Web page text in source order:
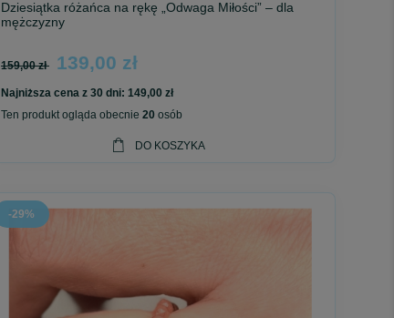
Dziesiątka różańca na rękę „Odwaga Miłości” – dla
mężczyzny
159,00 zł 139,00 zł
Najniższa cena z 30 dni: 149,00 zł
Ten produkt ogląda obecnie 20 osób
DO KOSZYKA
-29%